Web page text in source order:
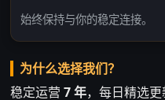
始终保持与你的稳定连接。
为什么选择我们？
稳定运营7 年，每日精选